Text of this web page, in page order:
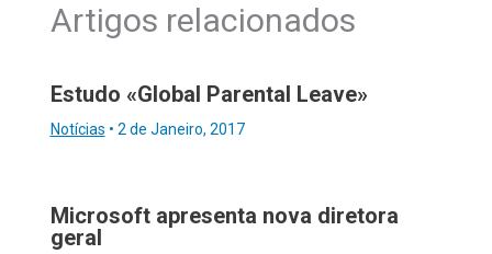
Artigos relacionados
Estudo «Global Parental Leave»
Notícias • 2 de Janeiro, 2017
Microsoft apresenta nova diretora
geral